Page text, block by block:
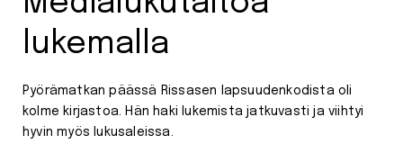
lukemalla
Pyörämatkan päässä Rissasen lapsuudenkodista oli
kolme kirjastoa. Hän haki lukemista jatkuvasti ja viihtyi
hyvin myös lukusaleissa.